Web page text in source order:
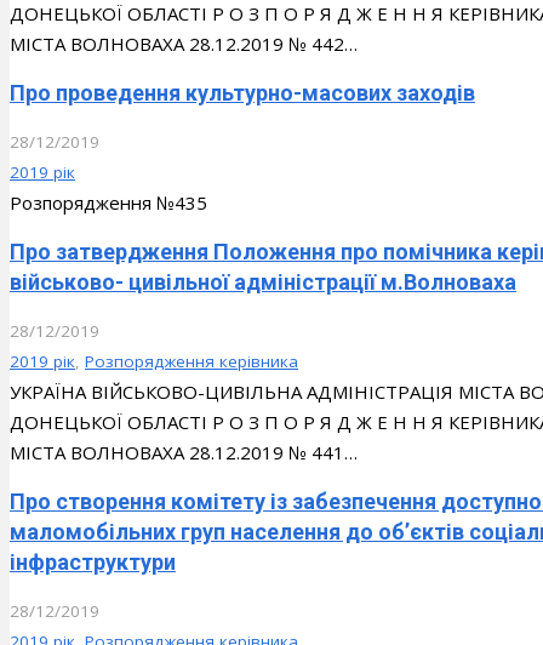
ДОНЕЦЬКОЇ ОБЛАСТІ Р О З П О Р Я Д Ж Е Н Н Я
МІСТА ВОЛНОВАХА 28.12.2019 № 442…
Про проведення культурно-масових заходів
28/12/2019
2019 рік
Розпорядження №435
Про затвердження Положення про помічника
військово- цивільної адміністрації м.Волноваха
28/12/2019
2019 рік, Розпорядження керівника
УКРАЇНА ВІЙСЬКОВО-ЦИВІЛЬНА АДМІНІСТРАЦІЯ
ДОНЕЦЬКОЇ ОБЛАСТІ Р О З П О Р Я Д Ж Е Н Н Я
МІСТА ВОЛНОВАХА 28.12.2019 № 441…
Про створення комітету із забезпечення
маломобільних груп населення до об’єктів
інфраструктури
28/12/2019